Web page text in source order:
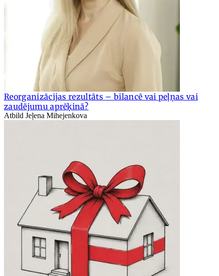
Reorganizācijas rezultāts – bilancē vai peļņas vai
zaudējumu aprēķinā?
Atbild Jeļena Mihejenkova